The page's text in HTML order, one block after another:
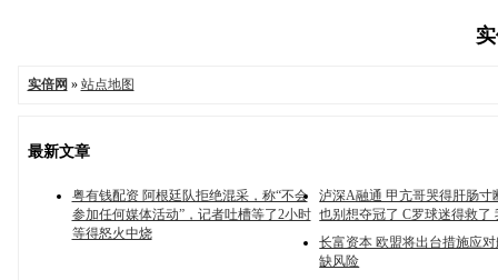
实倍网 » 站点地图
最新文章
粤有钱配资 阿根廷队拒绝混采，称“不会
参加任何媒体活动”，记者吐槽等了2小时
等得怒火中烧
泸深A融通 甲亢哥哭得肝肠寸
也别想夺冠了 C罗球迷得救了
长富资本 欧盟将出台措施应
缺风险